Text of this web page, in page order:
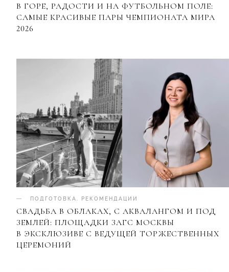
В ГОРЕ, РАДОСТИ И НА ФУТБОЛЬНОМ ПОЛЕ:
САМЫЕ КРАСИВЫЕ ПАРЫ ЧЕМПИОНАТА МИРА
2026
ПОДГОТОВКА. РЕКОМЕНДАЦИИ
СВАДЬБА В ОБЛАКАХ, С АКВАЛАНГОМ И ПОД
ЗЕМЛЕЙ: ПЛОЩАДКИ ЗАГС МОСКВЫ
В ЭКСКЛЮЗИВЕ С ВЕДУЩЕЙ ТОРЖЕСТВЕННЫХ
ЦЕРЕМОНИЙ